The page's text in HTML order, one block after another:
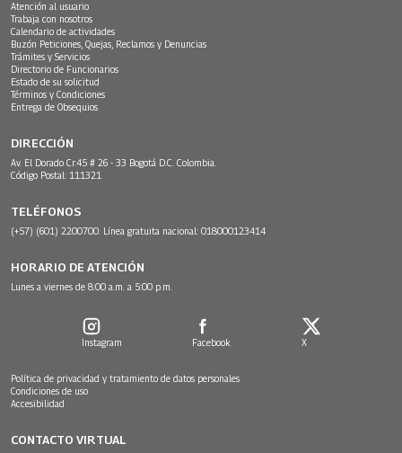
Atención al usuario
Trabaja con nosotros
Calendario de actividades
Buzón Peticiones, Quejas, Reclamos y Denuncias
Trámites y Servicios
Directorio de Funcionarios
Estado de su solicitud
Términos y Condiciones
Entrega de Obsequios
DIRECCIÓN
Av. El Dorado Cr.45 # 26 - 33 Bogotá D.C. Colombia.
Código Postal: 111321
TELÉFONOS
(+57) (601) 2200700. Línea gratuita nacional: 018000123414
HORARIO DE ATENCIÓN
Lunes a viernes de 8:00 a.m. a 5:00 p.m.
Instagram Facebook X
Política de privacidad y tratamiento de datos personales
Condiciones de uso
Accesibilidad
CONTACTO VIRTUAL